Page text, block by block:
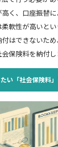
く、口座振替
軟性が高いと
はできないた
保険料を納付し
い「社会保険料